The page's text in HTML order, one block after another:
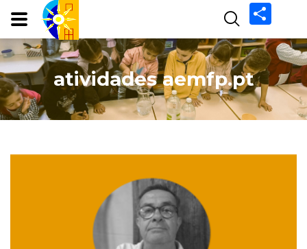
atividades aemfp.pt